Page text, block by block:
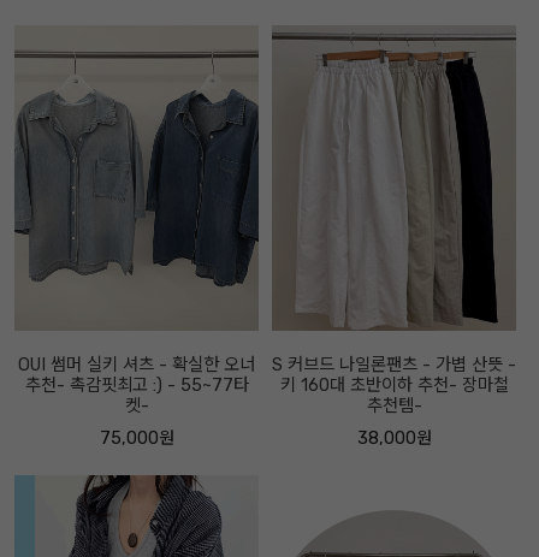
OUI 썸머 실키 셔츠 - 확실한 오너
추천- 촉감핏최고 :) - 55~77타
켓-
75,000원
S 커브드 나일론팬츠 - 가볍 산뜻 -
키 160대 초반이하 추천- 장마철
추천템-
38,000원